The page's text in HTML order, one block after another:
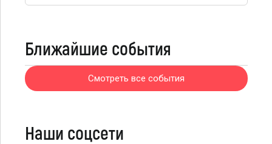
Ближайшие события
Смотреть все события
Наши соцсети